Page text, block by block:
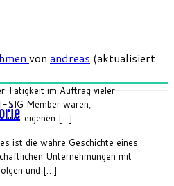
Tätigkeit im Auftrag vieler
SIG Member waren,
eigenen […]
von andreas (aktualisiert
ist die wahre Geschichte eines
Unternehmungen mit
und […]